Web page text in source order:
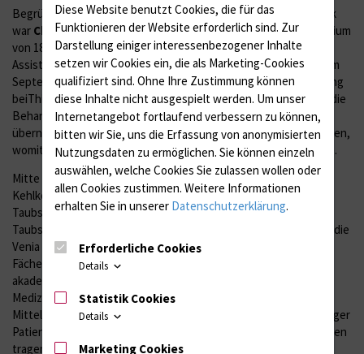
Begründer der Otolaryngologie als einheitliches Fach in Rostock
war ChristianLemcke . Dieser kehrte nach seinem Medizinstudium
von 1875 bis 1880 in Rostock, Würzburg und Berlin und einer
Assistententätigkeit in Chirurgie, Gynäkologie und Neurologie im
September 1881 nach Rostock zurück, wo er über eine Anstellung
beiThierfelder, an der Klinik für Innere Medizin der Universität, die
Behandlung von Kehlkopfkranken durchführte. Zusätzlich
übernahm er ab 1883 die Betreuung vonohrenleidenden Patienten,
womit die Zusammenlegung der beiden Fächer vollzogen wurde.
Mitte 1884 liess sich Lemcke als praktischer Arzt für Ohren- und
Kehlkopfkrankheiten in Rostock nieder. Mit seiner Schrift "Die
Taubstummenschüler in Ludwigslust. Ein Beitrag zur speziellen
Taubstummstatistik" habilitierte er sich 1885 und erhielt darauf die
Venia legendi als Privatdozent für die
Fächer Otologie und Laryngologie. Zur Durchführung seines
akademischen Unterrichtes wurden Lemcke Räume in der
Medizinischen Klinik zur Verfügung gestellt. Für Personal und
Mittel für die Vorlesungen, sowie für die Behandlung bettlägeriger
Patienten in Mietszimmern der Stadt, musste er selbst die Kosten
tragen. Auch als 1891 die Poliklinik als Universitätsinstitut
Diese Website benutzt Cookies, die für das
Funktionieren der Website erforderlich sind. Zur
Darstellung einiger interessenbezogener Inhalte
setzen wir Cookies ein, die als Marketing-Cookies
qualifiziert sind. Ohne Ihre Zustimmung können
diese Inhalte nicht ausgespielt werden. Um unser
Internetangebot fortlaufend verbessern zu können,
bitten wir Sie, uns die Erfassung von anonymisierten
Nutzungsdaten zu ermöglichen. Sie können einzeln
auswählen, welche Cookies Sie zulassen wollen oder
allen Cookies zustimmen. Weitere Informationen
erhalten Sie in unserer Datenschutzerklärung.
Erforderliche Cookies
Details
Statistik Cookies
Details
Marketing Cookies